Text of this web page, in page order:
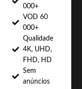
000+
VOD 60
000+
Qualidade
4K, UHD,
FHD, HD
Sem
anúncios